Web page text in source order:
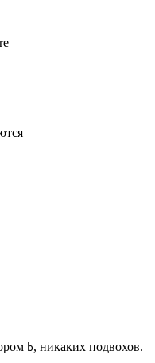
b, никаких подвохов.